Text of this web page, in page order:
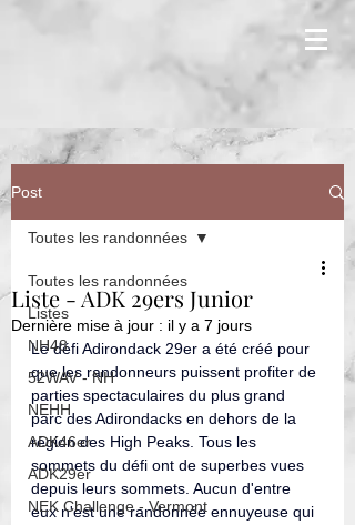
Post
Toutes les randonnées
Listes
NH48
52WAV - NH
NEHH
ADK46er
ADK29er
NEK Challenge - Vermont
Toutes les randonnées
Liste - ADK 29ers Junior
Dernière mise à jour : il y a 7 jours
Le défi Adirondack 29er a été créé pour
que les randonneurs puissent profiter de
parties spectaculaires du plus grand
parc des Adirondacks en dehors de la
région des High Peaks. Tous les
sommets du défi ont de superbes vues
depuis leurs sommets. Aucun d'entre
eux n'est une randonnée ennuyeuse qui